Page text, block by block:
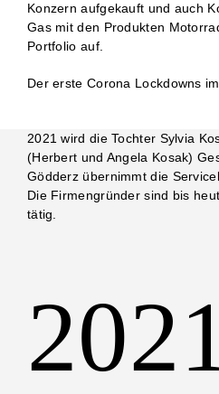
Konzern aufgekauft und auch
Gas mit den Produkten
Portfolio auf.
Der erste Corona Lockdowns
2021 wird die Tochter Sylvia
(Herbert und Angela Kosak)
Gödderz übernimmt die
Die Firmengründer sind bis
tätig.